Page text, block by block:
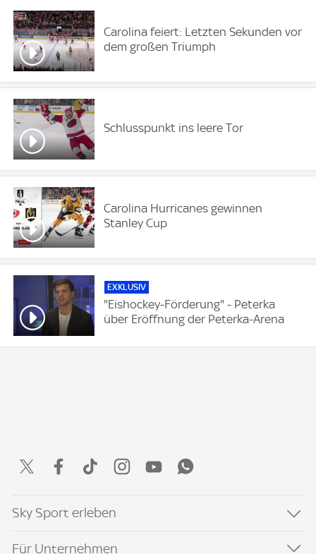
Carolina feiert: Letzten Sekunden vor
dem großen Triumph
Schlusspunkt ins leere Tor
Carolina Hurricanes gewinnen
Stanley Cup
EXKLUSIV
"Eishockey-Förderung" - Peterka
über Eröffnung der Peterka-Arena
Sky Sport erleben
Für Unternehmen